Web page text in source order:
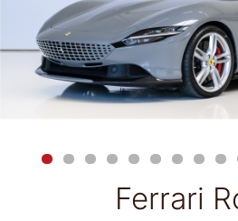
Ferrari